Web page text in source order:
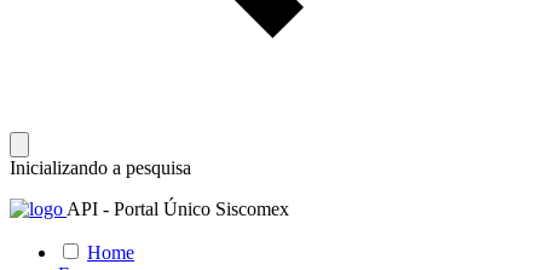
Inicializando a pesquisa
API - Portal Único Siscomex
Home